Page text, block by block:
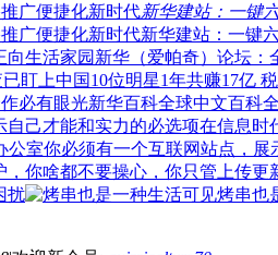
新华建站：一键
新华建站：一键
新华（爱帕奇）论坛：
中国10位明星1年共赚17亿 税
新华百科全球中文百科
在信息时
扰 烤串也